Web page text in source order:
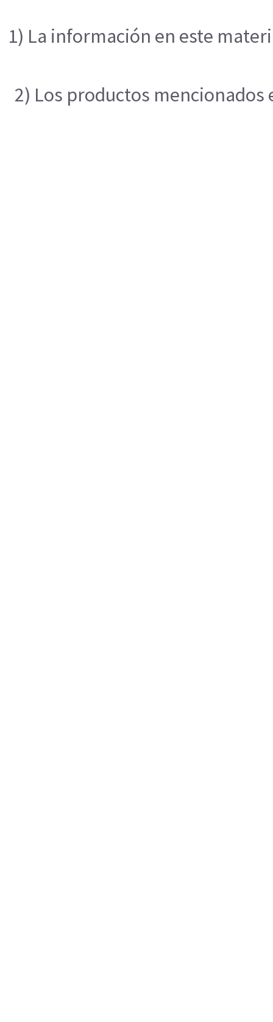
1) La información en este
2) Los productos